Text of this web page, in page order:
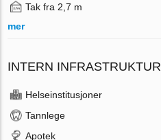
Tak fra 2,7 m
mer
INTERN INFRASTRUKTUR
Helseinstitusjoner
Tannlege
Apotek